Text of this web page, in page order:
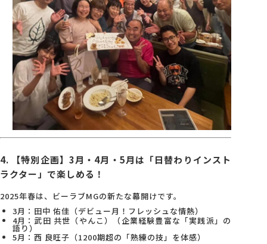
4. 【特別企画】3月・4月・5月は「日替わりインスト
ラクター」で楽しめる！
2025年春は、ビーラブMGの新たな幕開けです。
3月：田中 佑佳（デビュー月！フレッシュな情熱）
4月：武田 共世（やんこ）（企業経験豊富な「実践派」の
語り）
5月：西 良旺子（1200期超の「熟練の技」を体感）